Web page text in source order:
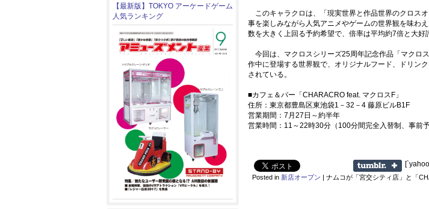
【最新版】TOKYO アーケードゲーム
人気ランキング
このキャラクロは、「現実世界と作品世界のクロス
事を楽しみながら人気アニメやゲームの世界観を味わ
数を大きく上回る予約希望で、倍率は平均約7倍と大好
今回は、マクロスシリーズ25周年記念作品「マクロ
作中に登場する世界観で、オリジナルフード、ドリン
されている。
■カフェ＆バー「CHARACRO feat. マクロスF」
住所：東京都豊島区東池袋1－32－4 藤原ビルB1F
営業期間：7月27日～約半年
営業時間：11～22時30分（100分間完全入替制、事前予
Posted in 新店オープン | ナムコが「宮交シティ店」と「